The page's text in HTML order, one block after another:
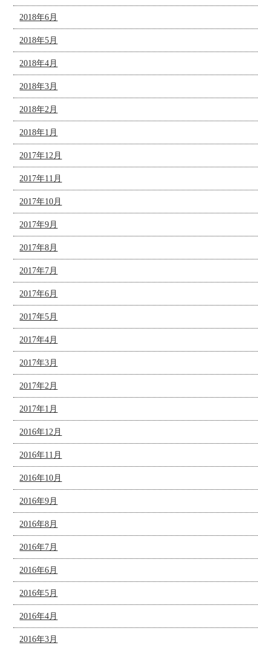
2018年6月
2018年5月
2018年4月
2018年3月
2018年2月
2018年1月
2017年12月
2017年11月
2017年10月
2017年9月
2017年8月
2017年7月
2017年6月
2017年5月
2017年4月
2017年3月
2017年2月
2017年1月
2016年12月
2016年11月
2016年10月
2016年9月
2016年8月
2016年7月
2016年6月
2016年5月
2016年4月
2016年3月